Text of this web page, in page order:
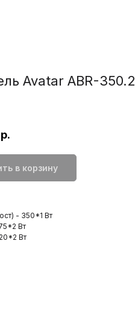
Avatar ABR-350.2
р.
в корзину
- 350*1 Вт
Вт
Вт